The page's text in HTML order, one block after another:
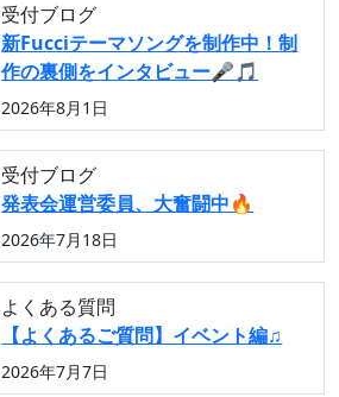
受付ブログ
新Fucciテーマソングを制作中！制
作の裏側をインタビュー🎤🎵
2026年8月1日
受付ブログ
発表会運営委員、大奮闘中🔥
2026年7月18日
よくある質問
【よくあるご質問】イベント編♫
2026年7月7日